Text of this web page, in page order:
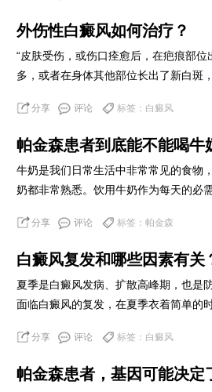
外伤性白癜风如何治疗？
“皮肤受伤，或伤口痊愈后，在疤痕部
多，或者在身体其他部位长出了新白斑
分享 评论 标签：白癜风
帕金森患者到底能不能喝牛
牛奶是我们日常生活中非常常见的食物
奶都非常熟悉。饮用牛奶作为每天的必
分享 评论 标签：帕金森
白癜风复发和哪些因素有关
夏季是白癜风发病、扩散高峰期，也是
面临白癜风的复发，在夏季衣着简单的
分享 评论 标签：白癜风
帕金森患者，基因可能决定